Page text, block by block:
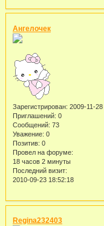
Ангелочек
Зарегистрирован: 2009-11-28
Приглашений: 0
Сообщений: 73
Уважение: 0
Позитив: 0
Провел на форуме:
18 часов 2 минуты
Последний визит:
2010-09-23 18:52:18
Regina232403